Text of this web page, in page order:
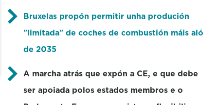
Bruxelas propón permitir unha produción
"limitada" de coches de combustión máis aló
de 2035
A marcha atrás que expón a CE, e que debe
ser apoiada polos estados membros e o